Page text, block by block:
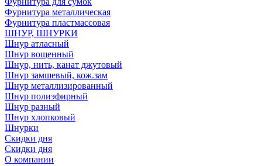
Фурнитура металлическая
Фурнитура пластмассовая
ШНУР, ШНУРКИ
Шнур атласный
Шнур вощенный
Шнур, нить, канат джутовый
Шнур замшевый, кож.зам
Шнур металлизированный
Шнур полиэфирный
Шнур разный
Шнур хлопковый
Шнурки
Скидки дня
Скидки дня
О компании